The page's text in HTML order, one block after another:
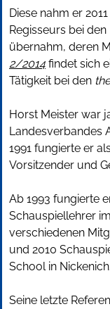
Diese nahm er
Regisseurs bei den
übernahm, deren
2/2014 findet sich
Tätigkeit bei den
Horst Meister war
Landesverbandes
1991 fungierte er
Vorsitzender und
Ab 1993 fungierte
Schauspiellehrer
verschiedenen
und 2010
School in Nickenich.
Seine letzte